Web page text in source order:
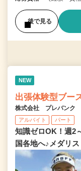
後で見る
NEW
出張体験型ブー
株式会社 プレバンク
アルバイト パート
知識ゼロOK！週2
国各地へ♪メダリ